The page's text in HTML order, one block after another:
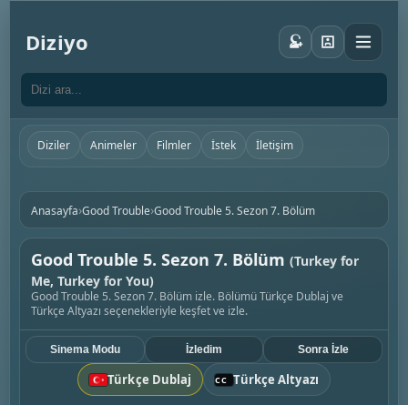
Diziyo
Diziler Animeler Filmler İstek İletişim
Anasayfa›Good Trouble›Good Trouble 5. Sezon 7. Bölüm
Good Trouble 5. Sezon 7. Bölüm (Turkey for
Me, Turkey for You)
Good Trouble 5. Sezon 7. Bölüm izle. Bölümü Türkçe Dublaj ve
Türkçe Altyazı seçenekleriyle keşfet ve izle.
Türkçe Dublaj Türkçe Altyazı
Sinema Modu İzledim Sonra İzle